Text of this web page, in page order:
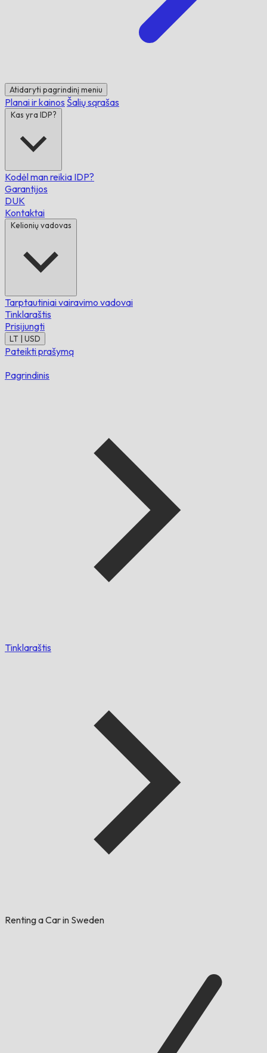
Atidaryti pagrindinį meniu
Planai ir kainos Šalių sąrašas
Kas yra IDP?
Kodėl man reikia IDP?
Garantijos
DUK
Kontaktai
Kelionių vadovas
Tarptautiniai vairavimo vadovai
Tinklaraštis
Prisijungti
LT | USD
Pateikti prašymą
Pagrindinis
Tinklaraštis
Renting a Car in Sweden